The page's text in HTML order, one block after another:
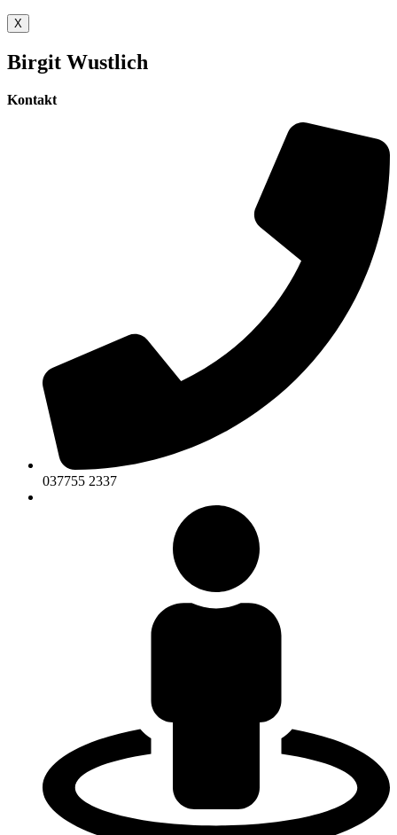
X
Birgit Wustlich
Kontakt
037755 2337